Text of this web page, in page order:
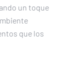
un toque
que los